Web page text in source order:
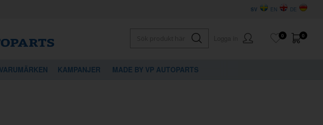
DE
EN
SV
0
0
VARUMÄRKEN KAMPANJER MADE BY VP AUTOPARTS